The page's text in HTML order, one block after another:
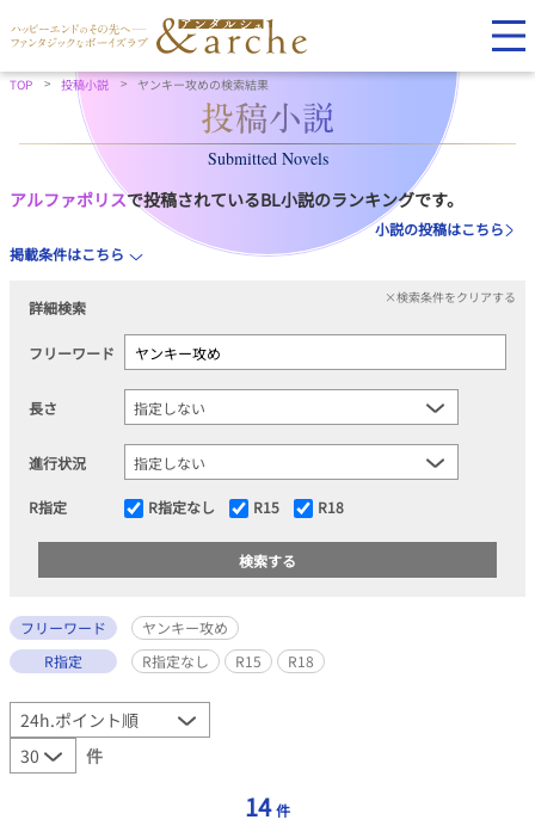
TOP 投稿小説 ヤンキー攻めの検索結果
Submitted Novels
アルファポリスで投稿されているBL小説のランキングです。
小説の投稿はこちら
掲載条件はこちら
詳細検索
×検索条件をクリアする
フリーワード
長さ
進行状況
R指定 R指定なし R15 R18
フリーワード
ヤンキー攻め
R指定
R指定なし R15 R18
件
14 件